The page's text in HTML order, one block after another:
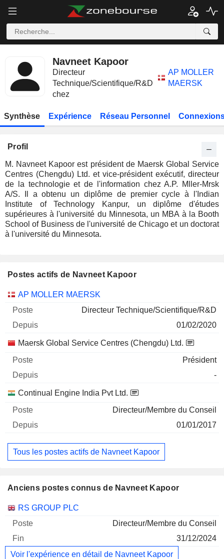
Navneet Kapoor
Directeur
Technique/Scientifique/R&D
chez
AP MOLLER
MAERSK
Synthèse Expérience Réseau Personnel
Profil
M. Navneet Kapoor est président de Maersk Global Service
Centres (Chengdu) Ltd. et vice-président exécutif, directeur
de la technologie et de l'information chez A.P. Mller-Mrsk
A/S. Il a obtenu un diplôme de premier cycle à l'Indian
Institute of Technology Kanpur, un diplôme d'études
supérieures à l'université du Minnesota, un MBA à la Booth
School of Business de l'université de Chicago et un doctorat
à l'université du Minnesota.
Postes actifs de Navneet Kapoor
Sociétés Poste Début
AP MOLLER MAERSK
Directeur Technique/Scientifique/R&D
01/02/2020
Maersk Global Service Centres (Chengdu) Ltd.
Président
-
Continual Engine India Pvt Ltd.
Directeur/Membre du Conseil
01/01/2017
Tous les postes actifs de Navneet Kapoor
Anciens postes connus de Navneet Kapoor
Sociétés Poste Fin
RS GROUP PLC
Directeur/Membre du Conseil
31/12/2024
Voir l'expérience en détail de Navneet Kapoor